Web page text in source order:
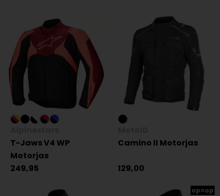
T-Jaws V4 WP
Motorjas
249,95
Camino II Motorjas
129,00
op=op